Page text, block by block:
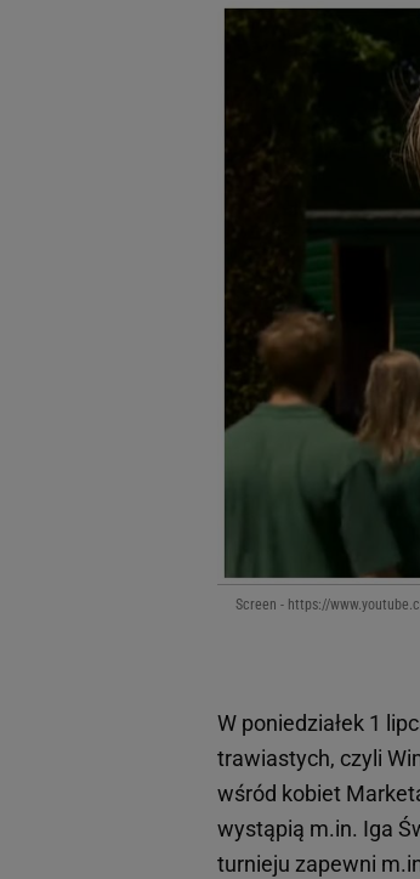
Screen - https://
W poniedziałek 1
trawiastych, czyli
wśród kobiet
wystąpią m.in. Iga
turnieju zapewni